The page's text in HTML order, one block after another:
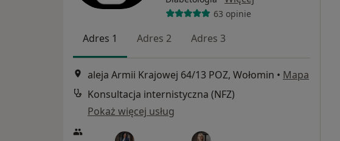
63 opinie
Adres 1 Adres 2 Adres 3
aleja Armii Krajowej 64/13 POZ, Wołomin • Mapa
Konsultacja internistyczna (NFZ)
Pokaż więcej usług